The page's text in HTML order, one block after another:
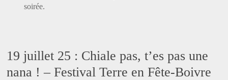
soirée.
19 juillet 25 : Chiale pas, t’es pas une
nana ! – Festival Terre en Fête-Boivre